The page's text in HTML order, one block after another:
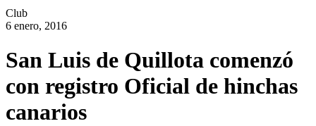
Club
6 enero, 2016
San Luis de Quillota comenzó
con registro Oficial de hinchas
canarios